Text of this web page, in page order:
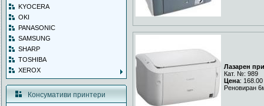
KYOCERA
OKI
PANASONIC
SAMSUNG
SHARP
TOSHIBA
XEROX
Консумативи принтери
Лазарен
Кат. №: 989
Цена:
Реновиран